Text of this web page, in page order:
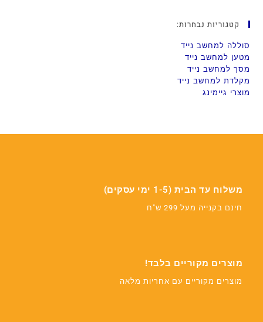
קטגוריות נבחרות:
סוללה למחשב נייד
מטען למחשב נייד
מסך למחשב נייד
מקלדת למחשב נייד
מוצרי גיימינג
משלוח עד הבית (1-5 ימי עסקים)
חינם בקנייה מעל 299 ש"ח
מוצרים מקוריים בלבד!
מוצרים מקוריים עם אחריות מלאה